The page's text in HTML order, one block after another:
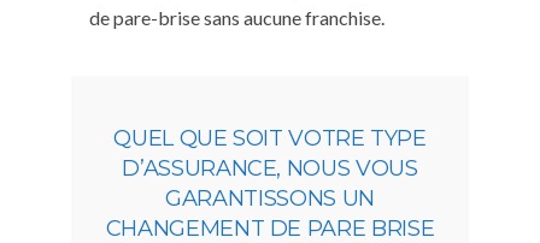
de pare-brise sans aucune franchise.
QUEL QUE SOIT VOTRE TYPE
D’ASSURANCE, NOUS VOUS
GARANTISSONS UN
CHANGEMENT DE PARE BRISE